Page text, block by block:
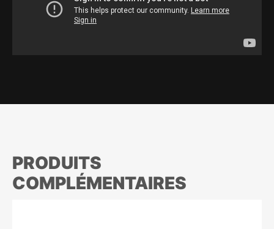
PRODUITS
COMPLÉMENTAIRES